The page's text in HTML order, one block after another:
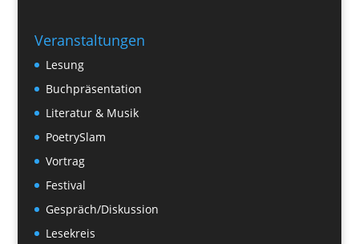
Veranstaltungen
Lesung
Buchpräsentation
Literatur & Musik
PoetrySlam
Vortrag
Festival
Gespräch/Diskussion
Lesekreis